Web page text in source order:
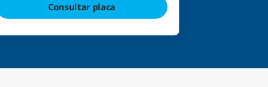
Consultar placa